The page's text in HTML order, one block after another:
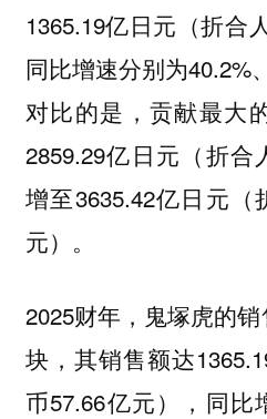
1365.19亿日元（折合
同比增速分别为40.2%
对比的是，贡献最大
2859.29亿日元（折合
增至3635.42亿日元（
元）。
2025财年，鬼塚虎的
块，其销售额达
币57.66亿元），同比